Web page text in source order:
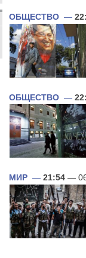
ОБЩЕСТВО —
ОБЩЕСТВО —
МИР — 21:54 —